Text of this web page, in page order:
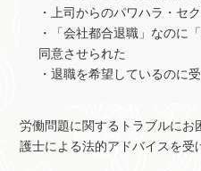
・上司からのパワハラ・セ
・「会社都合退職」なのに
同意させられた
・退職を希望しているのに
労働問題に関するトラブルに
護士による法的アドバイスを受